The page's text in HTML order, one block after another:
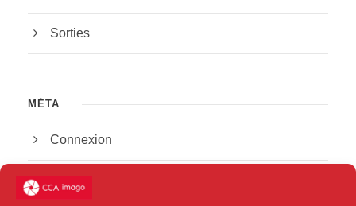
Sorties
MÉTA
Connexion
Flux des publications